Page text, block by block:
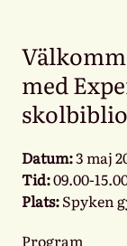
med
Datum:3 maj
Tid:09.00-
Plats:Spyken
Program